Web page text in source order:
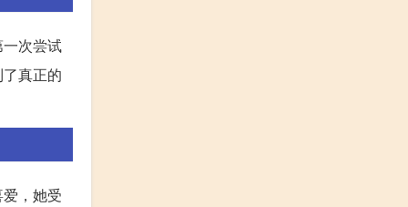
次尝试
真正的
，她受